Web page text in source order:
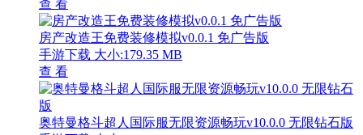
手游下载
查 看
隐情少女中文版免费下载v1.0.0 无限提示版
手游下载
查 看
彩虹朋友幸存者多人逃生挑战v1.4.7 免广告版